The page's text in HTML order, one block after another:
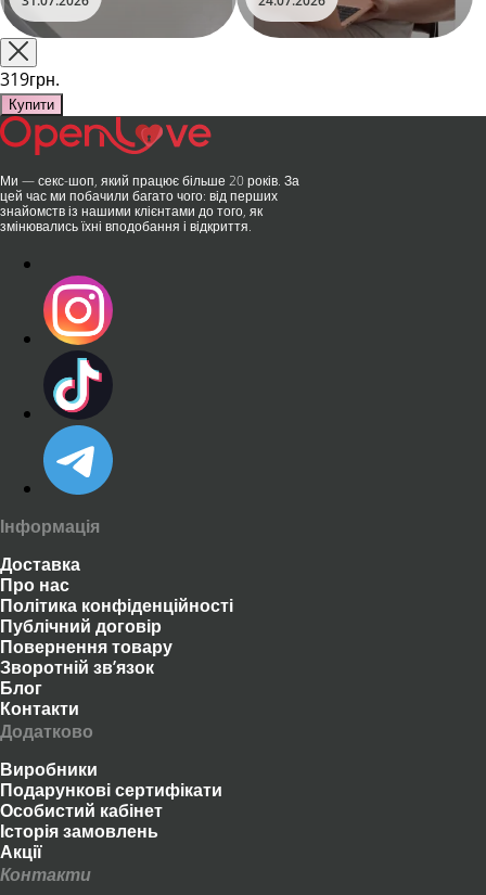
на міжнародній виставці API
Shanghai-2026!​LOVISS - це
поєднання унікальної естетики
та бездога..
стильний дизайн перетворили
їх на гаджет, який багато хто
використовує, тестує у
319грн.
Купити
Ми — секс-шоп, який працює більше 20 років. За
цей час ми побачили багато чого: від перших
знайомств із нашими клієнтами до того, як
змінювались їхні вподобання і відкриття.
Інформація
Доставка
Про нас
Політика конфіденційності
Публічний договір
Повернення товару
Зворотній зв’язок
Блог
Контакти
Додатково
Виробники
Подарункові сертифікати
Особистий кабінет
Історія замовлень
Акції
Контакти